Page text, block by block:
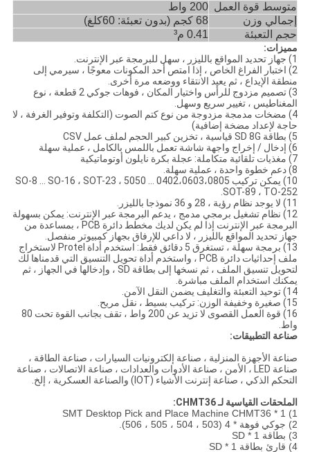
متوسط ​​قوة العمل 200 واط
إجمالي وزن 68 كجم (بدون تعبئة: 60
كلغ)
حجم التعبئة
0.41 م³
مميزات:
1) جهاز تحديد المواقع بالليزر ، سهل للبرمجة عبر الإنترنت.
2) اختبار الفراغ الخاص ، إذا امتص أحد المكونات معوجًا ، سيرمي إلى
منطقة الإيداع ، ثم يعيد الانتقاء ووضعه مرة أخرى.
3) تصميم مزدوج للرأس واختيار المكان ، فوهات جوكي 2 قطعة ، نوع
المغناطيس ، تغيير سريع وسهل.
4) مضخات مدمجة مزدوجة من نوع كتم الصوت (التكلفة وتوفير الغرفة ، لا
حاجة لإعداد مضخة إضافية)
5) بطاقة SD 8G قياسية ، تخزين كبير الحجم لملف عمل CSV
6) إدخال / إخراج واجهة شاشة تعمل باللمس بالكامل ، عملية سهلة
7) مغذيات تلقائية متكاملة: عجلة بكرة نايلون أوتوماتيكية
8) دعم خطوة واحدة ، عملية سهلة.
10) يمكن تركيب 0402،0603،0805 ... 5050 SO-8 ... SO-16 ، SOT-23 ،
SOT-89 ، TO-252.
11) لا يوجد نظام رؤية ، 28 و 36 نموذجا بالليزر.
12) نظام تشغيل برمجي مدمج ، يدعم البرمجة عبر الإنترنت: يمكن بسهولة
البرمجة عبر الإنترنت إذا لم يكن لديك مخطط دائرة PCB ، بمساعدة من
جهاز تحديد المواقع بالليزر ، لا داعي للإرفاق بجهاز كمبيوتر منفصل.
13) برمجة سهلة ، تستغرق 5 دقائق فقط: استخدم أداة Protel لاستخراج
ملف إحداثيات دائرة PCB ، واستخدم أداة تحويل التنسيق التي قدمناها لك
لتحويل تنسيق الملف ، ثم نسخها إلى بطاقة SD ، وإدخالها في الجهاز ، ثم
يمكنك استخدام الملف مباشرة.
14) توحيد التعبئة والتغليف يضمن النقل الآمن.
15) صغيرة وخفيفة الوزن: تركيب بسيط ، نقل مريح.
16) قوة العمل القصوى لا تزيد عن 200 واط ، تقف بجانب القوة تحت 80
واط.
صناعة التطبيقات:
صناعة الأجهزة المنزلية ، صناعة إلكترونيات السيارات ، صناعة الطاقة ،
صناعة LED ، الأمن ، صناعة الأدوات والعدادات ، صناعة الاتصالات ، صناعة
التحكم الذكي ، صناعة إنترنت الأشياء (IOT) والصناعة العسكرية ، إلخ.
الملحقات القياسية لـ CHMT36:
1) SMT Desktop Pick and Place Machine CHMT36 * 1
2)
جوكي فوهة * 4 (503 ، 504 ، 505 ، 506).
3) بطاقة SD * 1
4) قارئ بطاقة SD * 1